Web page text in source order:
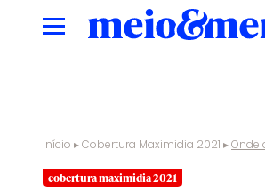
Início ▸Cobertura Maximidia 2021 ▸Onde
cobertura maximidia 2021